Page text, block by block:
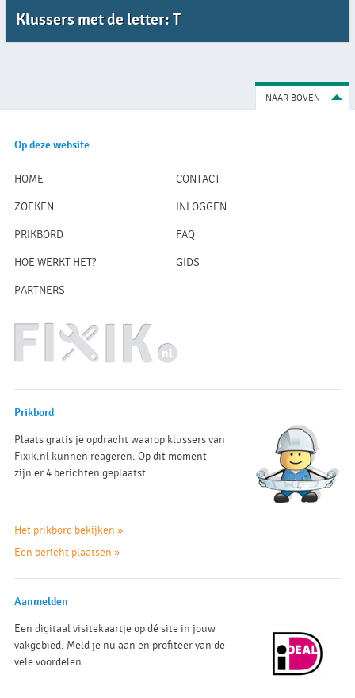
Klussers met de letter: T
NAAR BOVEN
Op deze website
HOME CONTACT
ZOEKEN INLOGGEN
PRIKBORD FAQ
HOE WERKT HET? GIDS
PARTNERS
Prikbord
Plaats gratis je opdracht waarop klussers van
Fixik.nl kunnen reageren. Op dit moment
zijn er 4 berichten geplaatst.
Het prikbord bekijken »
Een bericht plaatsen »
Aanmelden
Een digitaal visitekaartje op dé site in jouw
vakgebied. Meld je nu aan en profiteer van de
vele voordelen.